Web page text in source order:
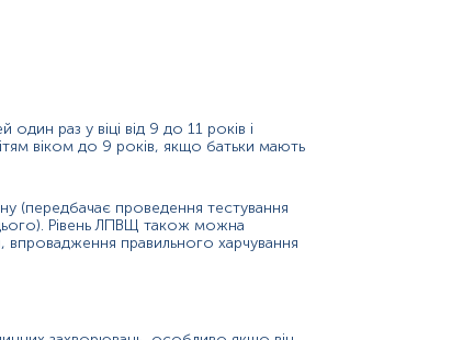
судинних захворювань. Його причинами можуть бути:
холестерином;
швидкий метаболізм ЛПНЩ);
раз у віці від 9 до 11 років і
віком до 9 років, якщо батьки мають
(передбачає проведення тестування
Рівень ЛПВЩ також можна
впровадження правильного харчування